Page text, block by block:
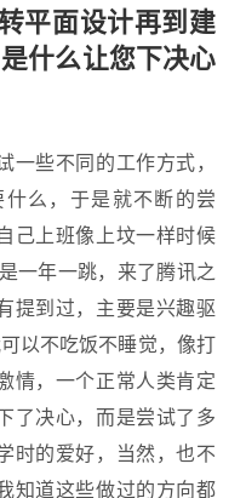
平面设计再到建
什么让您下决心
些不同的工作方式，
么，于是就不断的尝
己上班像上坟一样时候
一年一跳，来了腾讯之
提到过，主要是兴趣驱
以不吃饭不睡觉，像打
情，一个正常人类肯定
了决心，而是尝试了多
时的爱好，当然，也不
知道这些做过的方向都